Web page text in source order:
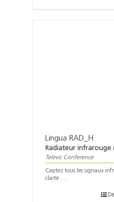
Lingua RAD_H
Radiateur infrarouge
Televic Conference
Captez tous les signaux
clarté . . .